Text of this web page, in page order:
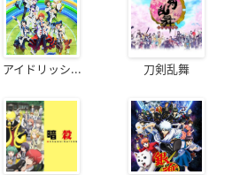
アイドリッシ... 刀剣乱舞